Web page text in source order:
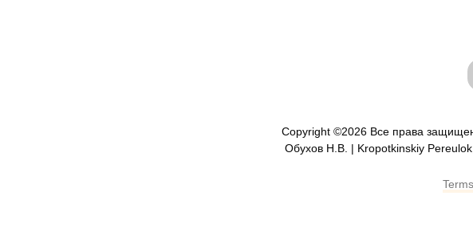
Copyright ©2026 Все права
Обухов Н.В. | Kropotkinskiy